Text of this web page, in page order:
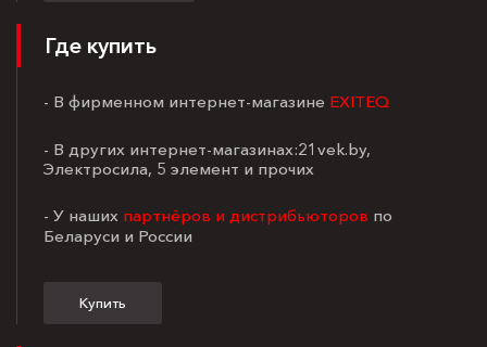
Где купить
- В фирменном интернет-магазине EXITEQ
- В других интернет-магазинах:21vek.by,
Электросила, 5 элемент и прочих
- У наших партнёров и дистрибьюторов по
Беларуси и России
Купить